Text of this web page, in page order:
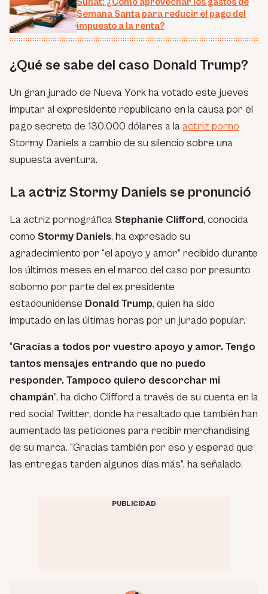
Semana Santa para reducir el pago del
impuesto a la renta?
¿Qué se sabe del caso Donald Trump?
Un gran jurado de Nueva York ha votado este jueves
imputar al expresidente republicano en la causa por el
pago secreto de 130.000 dólares a la actriz porno
Stormy Daniels a cambio de su silencio sobre una
supuesta aventura.
La actriz Stormy Daniels se pronunció
La actriz pornográfica Stephanie Clifford, conocida
como Stormy Daniels, ha expresado su
agradecimiento por “el apoyo y amor” recibido durante
los últimos meses en el marco del caso por presunto
soborno por parte del ex presidente
estadounidense Donald Trump, quien ha sido
imputado en las últimas horas por un jurado popular.
“Gracias a todos por vuestro apoyo y amor. Tengo
tantos mensajes entrando que no puedo
responder. Tampoco quiero descorchar mi
champán”, ha dicho Clifford a través de su cuenta en la
red social Twitter, donde ha resaltado que también han
aumentado las peticiones para recibir merchandising
de su marca. “Gracias también por eso y esperad que
las entregas tarden algunos días más”, ha señalado.
PUBLICIDAD